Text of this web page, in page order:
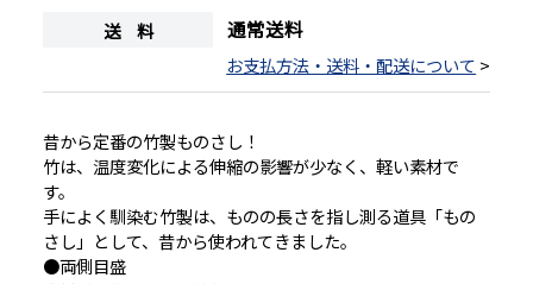
送 料 通常送料
お支払方法・送料・配送について >
昔から定番の竹製ものさし！
竹は、温度変化による伸縮の影響が少なく、軽い素材で
す。
手によく馴染む竹製は、ものの長さを指し測る道具「もの
さし」として、昔から使われてきました。
●両側目盛